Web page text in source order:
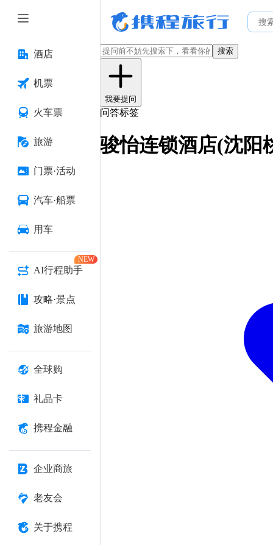
酒店
机票
火车票
旅游
门票·活动
汽车·船票
用车
AI行程助手
NEW
攻略·景点
旅游地图
全球购
礼品卡
携程金融
企业商旅
老友会
关于携程
搜索
我要提问
问答标签
骏怡连锁酒店(沈阳